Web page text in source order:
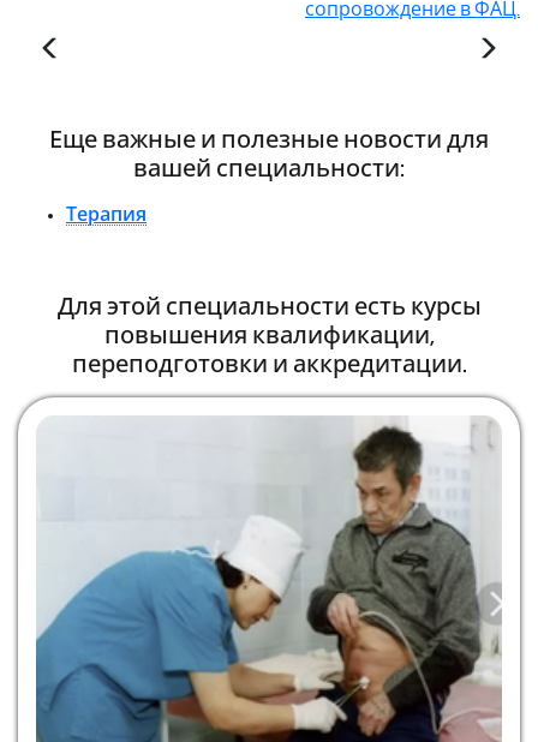
сопровождение в ФАЦ.
Еще важные и полезные новости для
вашей специальности:
Терапия
Для этой специальности есть курсы
повышения квалификации,
переподготовки и аккредитации.